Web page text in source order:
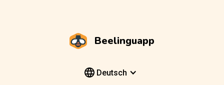
Beelinguapp
Deutsch